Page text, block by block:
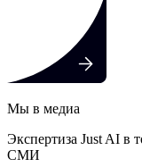
Мы в медиа
Экспертиза Just AI в
СМИ